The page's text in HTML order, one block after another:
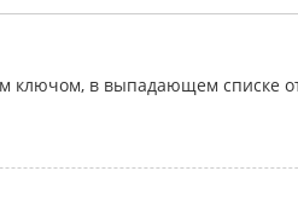
в выпадающем списке